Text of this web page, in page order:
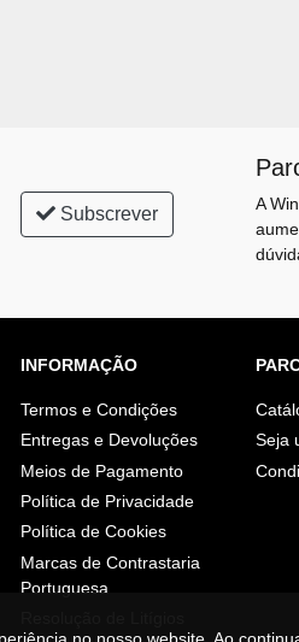
Subscrever
A
INFORMAÇÃO
Termos e Condições
Entregas e Devoluções
Meios de Pagamento
Política de Privacidade
Política de Cookies
Marcas de Contrastaria
Portuguesa
Seja